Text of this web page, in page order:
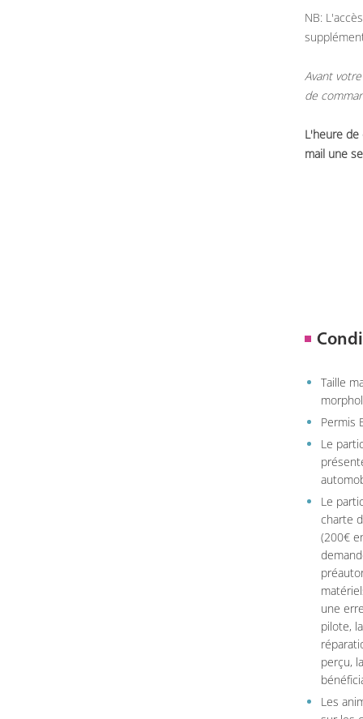
NB:
Avant
de
L'heure de
mail une
Taille
Permis
Le
Le
charte
(200€
une
pilote,
perçu,
Les